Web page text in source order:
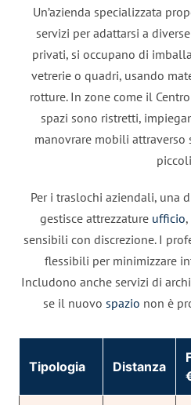
Un’azienda specializzata
servizi per adattarsi a
privati, si occupano di
vetrerie o quadri, usando
rotture. In zone come il
spazi sono ristretti,
manovrare mobili attraverso
Per i traslochi aziendali, una
gestisce attrezzature ufficio
sensibili con discrezione. I
flessibili per minimizzare
Includono anche servizi di
se il nuovo spazio non è
Tipologia Distanza